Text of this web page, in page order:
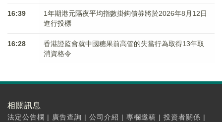
16:39
1年期港元隔夜平均指數掛鉤債券將於2026年8月12日
進行投標
16:28
香港證監會就中國糖果前高管的失當行為取得13年取
消資格令
相關訊息
法定公告欄 | 廣告查詢 | 公司介紹 | 專欄邀稿 | 投資者關係 |